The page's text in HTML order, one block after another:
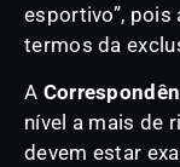
esportivo”, pois
termos da
A
nível a mais de
devem estar